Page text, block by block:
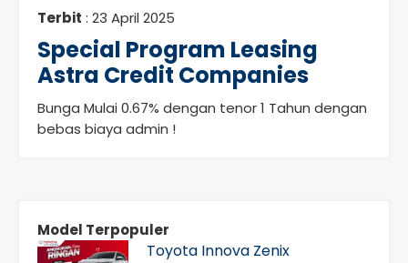
Terbit : 23 April 2025
Special Program Leasing
Astra Credit Companies
Bunga Mulai 0.67% dengan tenor 1 Tahun dengan
bebas biaya admin !
Model Terpopuler
Toyota Innova Zenix